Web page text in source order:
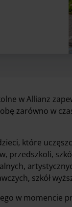
w Allianz
zarówno w
które
przedszkoli,
szkół
w momencie